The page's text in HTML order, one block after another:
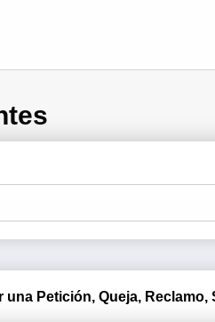
Petición, Queja, Reclamo,